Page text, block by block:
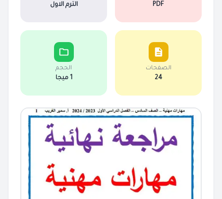
PDF الترم الاول
الصفحات
24
الحجم
1 ميجا